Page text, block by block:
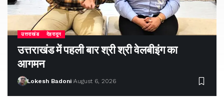
उत्तराखंड देहरादून
उत्तराखंड में पहली बार श्री श्री वेलबीइंग का
आगमन
Lokesh Badoni August 6, 2026